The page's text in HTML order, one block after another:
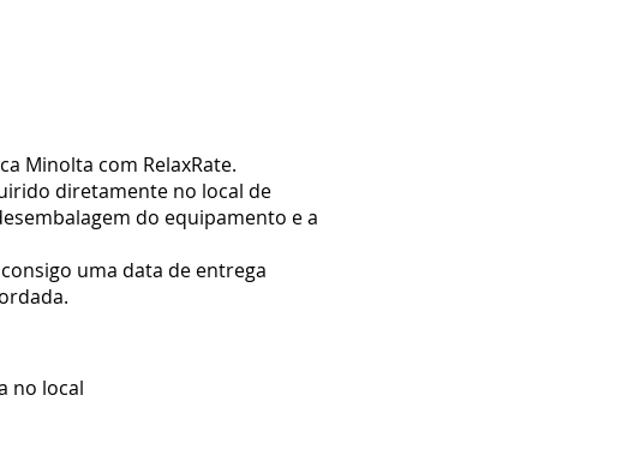
Minolta com RelaxRate.
diretamente no local de
do equipamento e a
uma data de entrega
no local